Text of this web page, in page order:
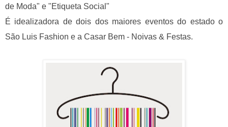
de Moda" e "Etiqueta Social"
É idealizadora de dois dos maiores eventos do estado o
São Luis Fashion e a Casar Bem - Noivas & Festas.